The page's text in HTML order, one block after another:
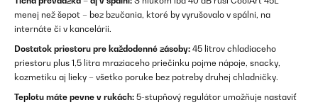
menej než šepot – bez bzučania, ktoré by vyrušovalo v spálni, na
internáte či v kancelárii.
Dostatok priestoru pre každodenné zásoby: 45 litrov chladiaceho
priestoru plus 1,5 litra mraziaceho priečinku pojme nápoje, snacky,
kozmetiku aj lieky – všetko poruke bez potreby druhej chladničky.
Teplotu máte pevne v rukách: 5-stupňový regulátor umožňuje nastaviť